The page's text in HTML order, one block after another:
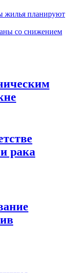
жилья планируют
со снижением
рака